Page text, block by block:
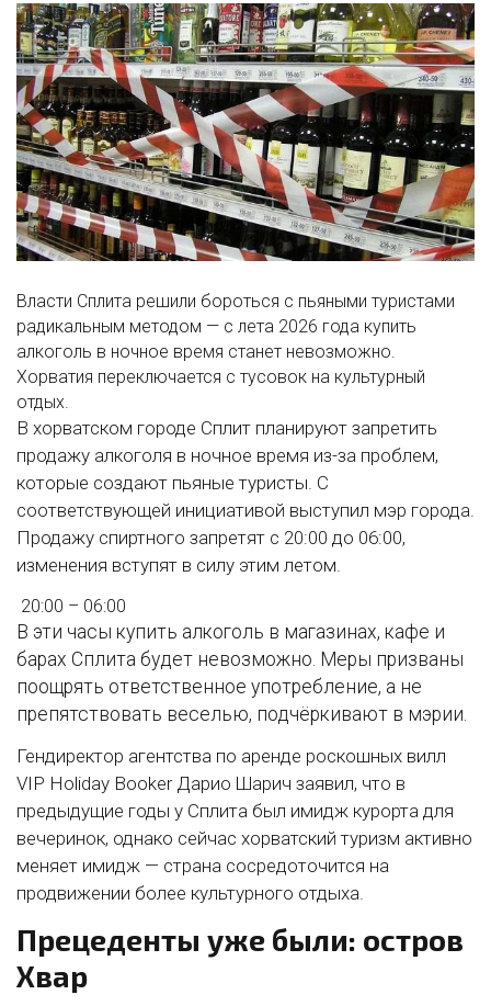
Власти Сплита решили бороться с пьяными туристами
радикальным методом — с лета 2026 года купить
алкоголь в ночное время станет невозможно.
Хорватия переключается с тусовок на культурный
отдых.
В хорватском городе Сплит планируют запретить
продажу алкоголя в ночное время из-за проблем,
которые создают пьяные туристы. С
соответствующей инициативой выступил мэр города.
Продажу спиртного запретят с 20:00 до 06:00,
изменения вступят в силу этим летом.
20:00 – 06:00
В эти часы купить алкоголь в магазинах, кафе и
барах Сплита будет невозможно. Меры призваны
поощрять ответственное употребление, а не
препятствовать веселью, подчёркивают в мэрии.
Гендиректор агентства по аренде роскошных вилл
VIP Holiday Booker Дарио Шарич заявил, что в
предыдущие годы у Сплита был имидж курорта для
вечеринок, однако сейчас хорватский туризм активно
меняет имидж — страна сосредоточится на
продвижении более культурного отдыха.
Прецеденты уже были: остров
Хвар